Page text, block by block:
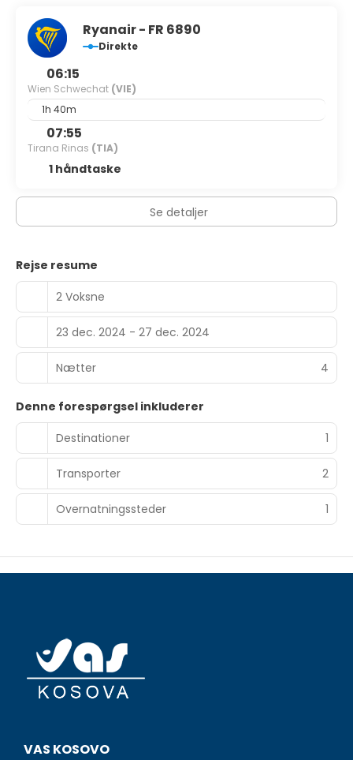
days prior arrival. After that, if cancelled or modified or
no-show, it will be charged 100% of the complete
reservation. *Non refundable bookings: the total amount
will be deducted at the time of booking. Cancellations or
amendments are not allowed. *The parking is subject to
availability and on request; it cannot be reserved in
advance. *All rooms are non-smoking. *Online check out
available.
Ryanair - FR 6890
Direkte
06:15
Wien Schwechat (VIE)
1h 40m
07:55
Tirana Rinas (TIA)
1 håndtaske
Se detaljer
Rejse resume
2 Voksne
23 dec. 2024 - 27 dec. 2024
Nætter 4
Denne forespørgsel inkluderer
Destinationer
1
Transporter 2
Overnatningssteder 1
VAS KOSOVO